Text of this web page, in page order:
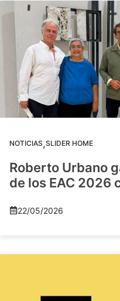
NOTICIAS,SLIDER HOME
Roberto Urbano
de los EAC 2026
22/05/2026